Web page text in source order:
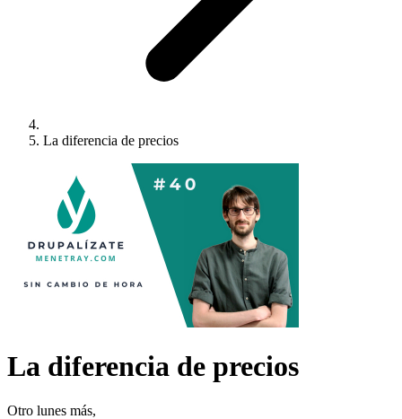
La diferencia de precios
La diferencia de precios
Otro lunes más,